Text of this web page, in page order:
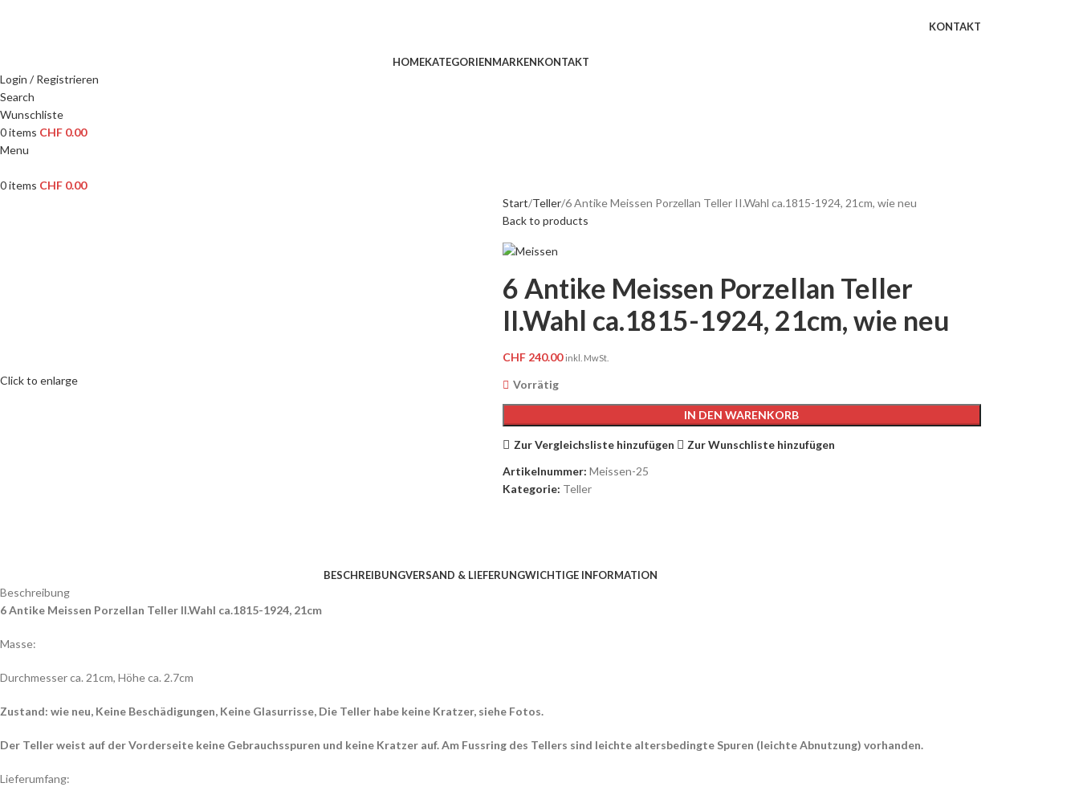
KONTAKT
HOMEKATEGORIENMARKENKONTAKT
Login / Registrieren
Search
Wunschliste
0items CHF 0.00
Menu
0items CHF 0.00
Click to enlarge
Start Teller 6 Antike Meissen Porzellan Teller II.Wahl ca.1815-1924, 21cm, wie neu
Back to products
6 Antike Meissen Porzellan Teller
II.Wahl ca.1815-1924, 21cm, wie neu
CHF240.00 inkl. MwSt.
Vorrätig
IN DEN WARENKORB
Zur Vergleichsliste hinzufügen
Zur Wunschliste hinzufügen
Artikelnummer: Meissen-25
Kategorie: Teller
BESCHREIBUNGVERSAND & LIEFERUNGWICHTIGE INFORMATION
Beschreibung
6 Antike Meissen Porzellan Teller II.Wahl ca.1815-1924, 21cm
Masse:
Durchmesser ca. 21cm, Höhe ca. 2.7cm
Zustand: wie neu, Keine Beschädigungen, Keine Glasurrisse, Die Teller habe keine Kratzer, siehe Fotos.
Der Teller weist auf der Vorderseite keine Gebrauchsspuren und keine Kratzer auf. Am Fussring des Tellers sind leichte altersbedingte Spuren (leichte Abnutzung) vorhanden.
Lieferumfang: